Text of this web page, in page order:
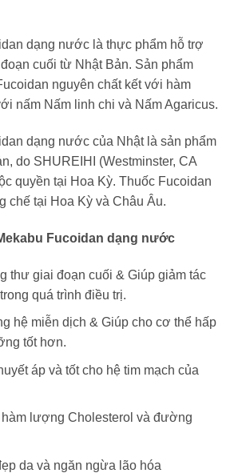
dạng nước là thực phẩm hỗ trợ
cuối từ Nhật Bản. Sản phẩm
nguyên chất kết với hàm
nấm Nấm linh chi và Nấm Agaricus.
dạng nước của Nhật là sản phẩm
do SHUREIHI (Westminster, CA
quyền tại Hoa Kỳ. Thuốc Fucoidan
chế tại Hoa Kỳ và Châu Âu.
Fucoidan dạng nước
thư giai đoạn cuối & Giúp giảm tác
quá trình điều trị.
hệ miễn dịch & Giúp cho cơ thể hấp
tốt hơn.
áp và tốt cho hệ tim mạch của
lượng Cholesterol và đường
da và ngăn ngừa lão hóa